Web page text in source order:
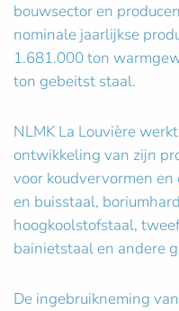
bouwsector en
nominale jaarlijkse
1.681.000 ton
ton gebeitst staal.
NLMK La Louvière
ontwikkeling van zijn
voor koudvervormen
en buisstaal,
hoogkoolstofstaal,
bainietstaal en andere
De ingebruikneming